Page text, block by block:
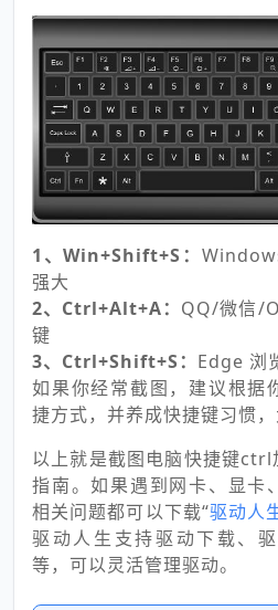
1、Win+Shift+S：
强大
2、Ctrl+Alt+A： QQ/微信/
键
3、Ctrl+Shift+S： Edge 浏
如果你经常截图，建议根据
捷方式，并养成快捷键习惯，
以上就是截图电脑快捷键ctrl
指南。如果遇到网卡、显卡
相关问题都可以下载“驱动人
驱动人生支持驱动下载、
等，可以灵活管理驱动。